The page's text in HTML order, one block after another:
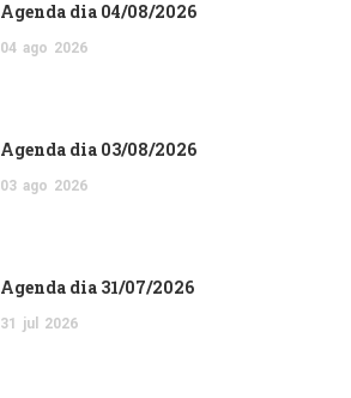
Agenda dia 04/08/2026
04 ago 2026
Agenda dia 03/08/2026
03 ago 2026
Agenda dia 31/07/2026
31 jul 2026